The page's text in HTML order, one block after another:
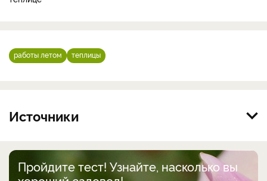
работы летом теплицы
Источники
Пройдите тест! Узнайте, насколько вы